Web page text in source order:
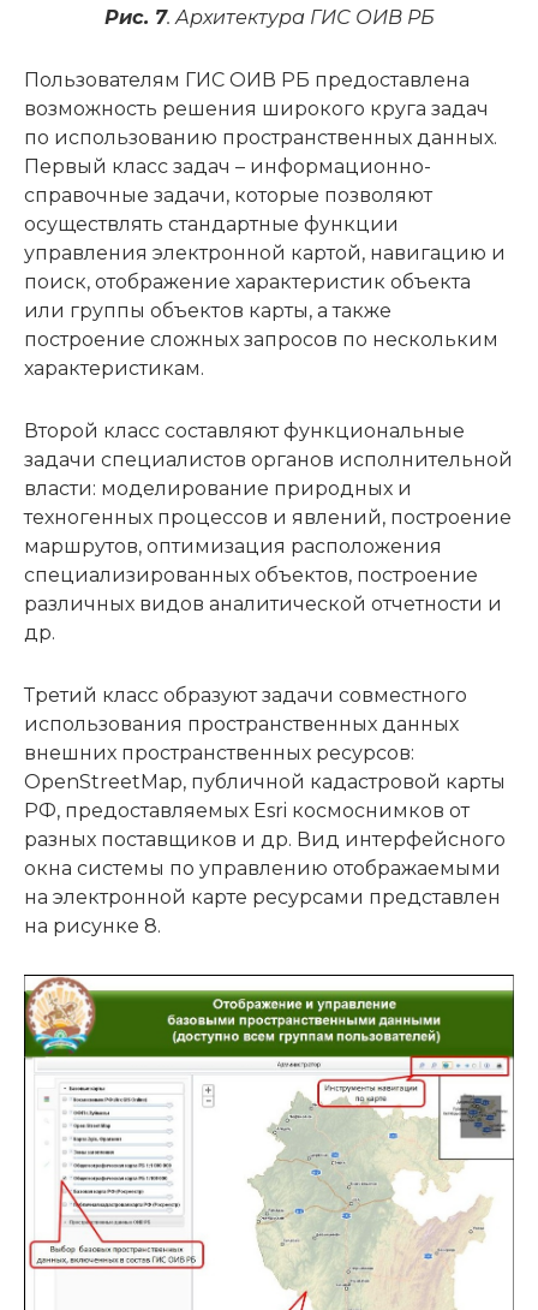
Рис. 7. Архитектура ГИС ОИВ РБ
Пользователям ГИС ОИВ РБ предоставлена
возможность решения широкого круга задач
по использованию пространственных данных.
Первый класс задач – информационно-
справочные задачи, которые позволяют
осуществлять стандартные функции
управления электронной картой, навигацию и
поиск, отображение характеристик объекта
или группы объектов карты, а также
построение сложных запросов по нескольким
характеристикам.
Второй класс составляют функциональные
задачи специалистов органов исполнительной
власти: моделирование природных и
техногенных процессов и явлений, построение
маршрутов, оптимизация расположения
специализированных объектов, построение
различных видов аналитической отчетности и
др.
Третий класс образуют задачи совместного
использования пространственных данных
внешних пространственных ресурсов:
OpenStreetMap, публичной кадастровой карты
РФ, предоставляемых Esri космоснимков от
разных поставщиков и др. Вид интерфейсного
окна системы по управлению отображаемыми
на электронной карте ресурсами представлен
на рисунке 8.